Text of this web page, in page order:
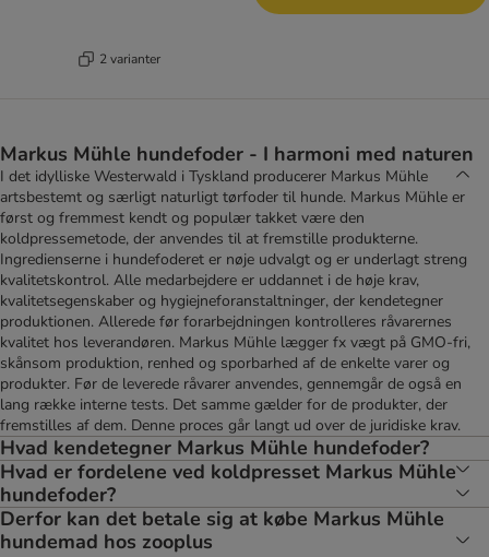
2 varianter
Markus Mühle hundefoder - I harmoni med naturen
I det idylliske Westerwald i Tyskland producerer Markus Mühle
artsbestemt og særligt naturligt tørfoder til hunde. Markus Mühle er
først og fremmest kendt og populær takket være den
koldpressemetode, der anvendes til at fremstille produkterne.
Ingredienserne i hundefoderet er nøje udvalgt og er underlagt streng
kvalitetskontrol. Alle medarbejdere er uddannet i de høje krav,
kvalitetsegenskaber og hygiejneforanstaltninger, der kendetegner
produktionen. Allerede før forarbejdningen kontrolleres råvarernes
kvalitet hos leverandøren. Markus Mühle lægger fx vægt på GMO-fri,
skånsom produktion, renhed og sporbarhed af de enkelte varer og
produkter. Før de leverede råvarer anvendes, gennemgår de også en
lang række interne tests. Det samme gælder for de produkter, der
fremstilles af dem. Denne proces går langt ud over de juridiske krav.
Hvad kendetegner Markus Mühle hundefoder?
Hvad er fordelene ved koldpresset Markus Mühle
hundefoder?
Derfor kan det betale sig at købe Markus Mühle
hundemad hos zooplus